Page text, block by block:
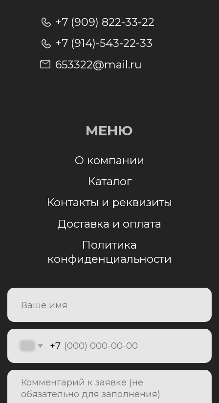
обработку персональных данных